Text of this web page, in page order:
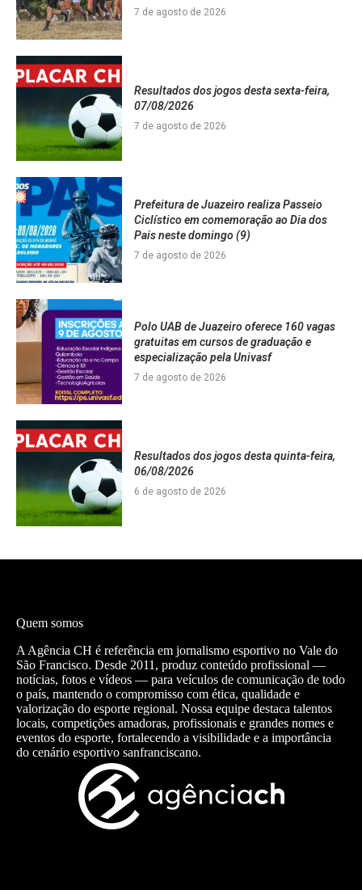
7 de agosto de 2026
Resultados dos jogos desta sexta-feira,
07/08/2026
7 de agosto de 2026
Prefeitura de Juazeiro realiza Passeio
Ciclístico em comemoração ao Dia dos
Pais neste domingo (9)
7 de agosto de 2026
Polo UAB de Juazeiro oferece 160 vagas
gratuitas em cursos de graduação e
especialização pela Univasf
7 de agosto de 2026
Resultados dos jogos desta quinta-feira,
06/08/2026
6 de agosto de 2026
Quem somos
A Agência CH é referência em jornalismo esportivo no Vale do
São Francisco. Desde 2011, produz conteúdo profissional —
notícias, fotos e vídeos — para veículos de comunicação de todo
o país, mantendo o compromisso com ética, qualidade e
valorização do esporte regional. Nossa equipe destaca talentos
locais, competições amadoras, profissionais e grandes nomes e
eventos do esporte, fortalecendo a visibilidade e a importância
do cenário esportivo sanfranciscano.